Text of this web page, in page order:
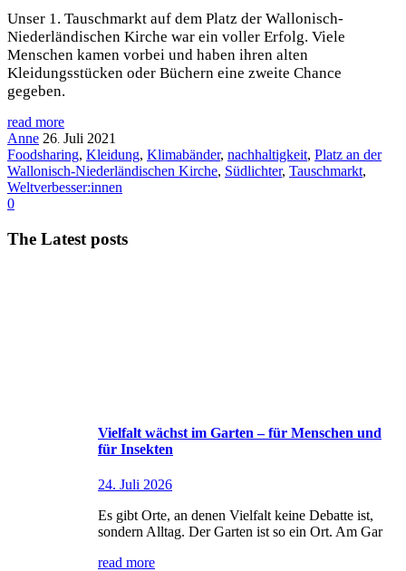
Unser 1. Tauschmarkt auf dem Platz der Wallonisch-
Niederländischen Kirche war ein voller Erfolg. Viele
Menschen kamen vorbei und haben ihren alten
Kleidungsstücken oder Büchern eine zweite Chance
gegeben.
read more
Anne 26 Juli 2021
Foodsharing, Kleidung, Klimabänder, nachhaltigkeit, Platz an der
Wallonisch-Niederländischen Kirche, Südlichter, Tauschmarkt,
Weltverbesser:innen
0
The Latest posts
Vielfalt wächst im Garten – für Menschen und
für Insekten
24. Juli 2026
Es gibt Orte, an denen Vielfalt keine Debatte ist,
sondern Alltag. Der Garten ist so ein Ort. Am Gar
read more